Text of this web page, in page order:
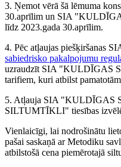
3. Ņemot vērā šā lēmuma
30.aprīlim un SIA
līdz 2023.gada 30.aprīlim.
4. Pēc atļaujas piešķiršanas
sabiedrisko pakalpojumu
uzraudzīt SIA "KULDĪGAS
tarifiem, kuri atbilst
5. Atļauja SIA "KULDĪGAS
SILTUMTĪKLI" tiesības
Vienlaicīgi, lai nodrošinātu
pašai saskaņā ar Metodiku
atbilstošā cena piemērotajā